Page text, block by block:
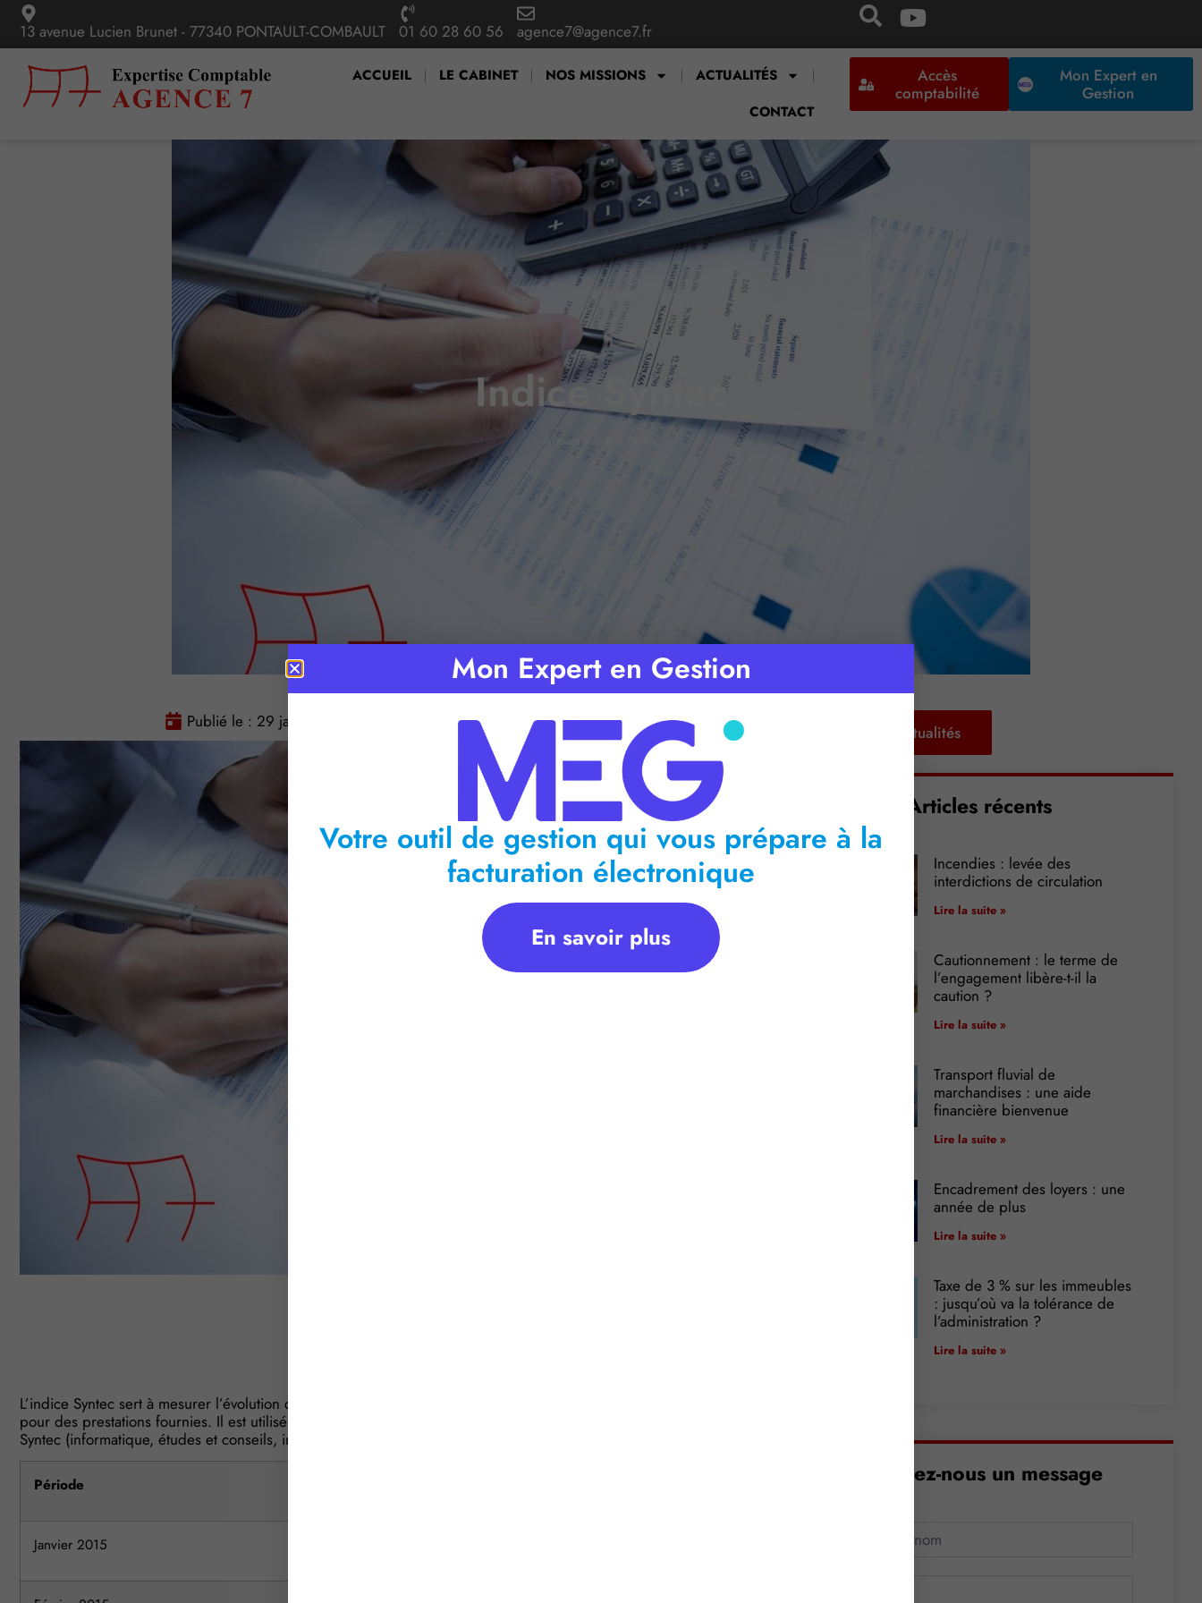
13 avenue Lucien Brunet - 77340 PONTAULT-COMBAULT 01 60 28 60 56 agence7@agence7.fr
ACCUEIL LE CABINET NOS MISSIONS
ACTUALITÉS
CONTACT
Accès
comptabilité
Mon Expert en
Gestion
Indice Syntec
Accueil
Publié le : 29 janvier 2016 Temps de lecture : < 1 minute
L’indice Syntec sert à mesurer l’évolution du coût de la main d’œuvre, essentiellement de nature intellectuelle,
pour des prestations fournies. Il est utilisé dans les branches professionnelles représentées par la fédération
Syntec (informatique, études et conseils, ingénierie, etc.).
Période
Janvier 2015
Retour aux actualités
Articles récents
Incendies : levée des
interdictions de circulation
Lire la suite »
Cautionnement : le terme de
l’engagement libère-t-il la
caution ?
Lire la suite »
Transport fluvial de
marchandises : une aide
financière bienvenue
Lire la suite »
Encadrement des loyers : une
année de plus
Lire la suite »
Taxe de 3 % sur les immeubles
: jusqu’où va la tolérance de
l’administration ?
Lire la suite »
Envoyez-nous un message
Mon Expert en Gestion
Votre outil de gestion qui vous prépare à la
facturation électronique
En savoir plus